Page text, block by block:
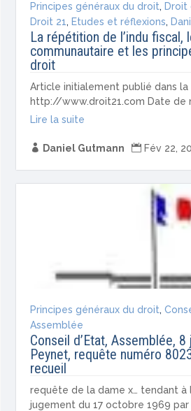
Principes généraux du droit, Droit
Droit 21, Etudes et réflexions,
La répétition de l’indu fiscal,
communautaire et les
droit
Article initialement publié dans la
http://www.droit21.com Date de
Lire la suite
 Daniel Gutmann  Fév 22,
Principes généraux du droit,
Assemblée
Conseil d’Etat, Assemblée,
Peynet, requête numéro
recueil
requête de la dame x… tendant à
jugement du 17 octobre 1969 par